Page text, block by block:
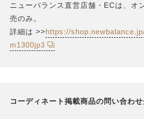
ニューバランス直営店舗・ECは、オ
売のみ。
詳細は >>https://
m1300jp3
コーディネート掲載商品の問い合わ